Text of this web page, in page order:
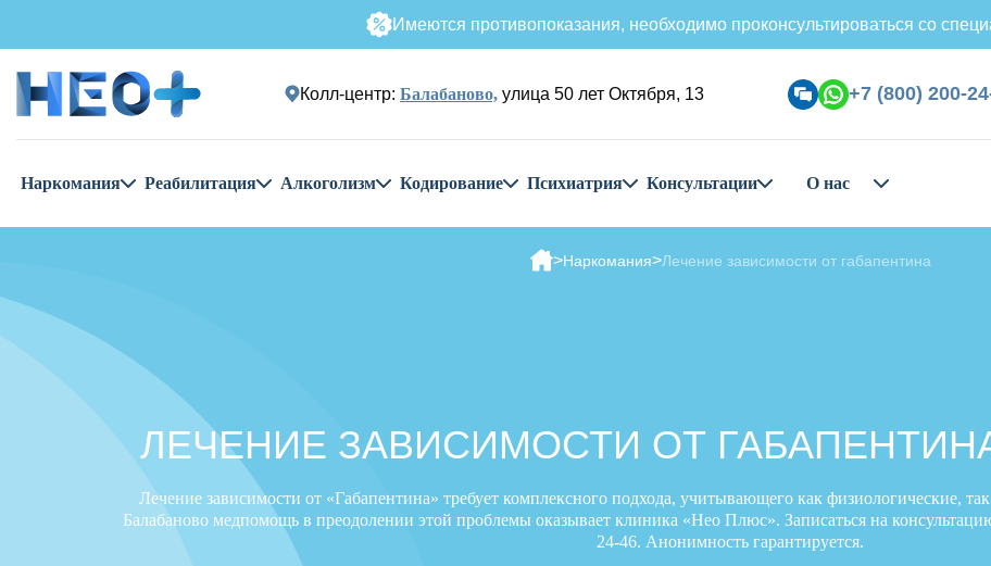
Имеются противопоказания, необходимо проконсультироваться со
Колл-центр: Балабаново, улица 50 лет Октября, 13 +7 (800) 200-
Наркомания Реабилитация Алкоголизм Кодирование Психиатрия Консультации О нас
Наркомания Лечение зависимости от габапентина
ЛЕЧЕНИЕ ЗАВИСИМОСТИ ОТ
Лечение зависимости от «Габапентина» требует комплексного подхода, учитывающего как физиологические,
Балабаново медпомощь в преодолении этой проблемы оказывает клиника «Нео Плюс». Записаться на
24-46. Анонимность гарантируется.